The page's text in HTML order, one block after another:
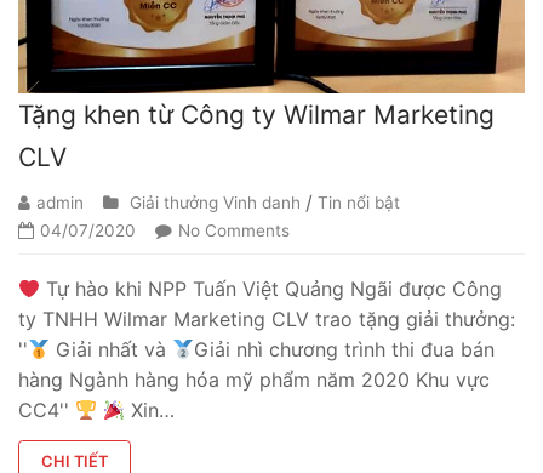
Tặng khen từ Công ty Wilmar Marketing
CLV
admin Giải thưởng Vinh danh / Tin nổi bật
04/07/2020
No Comments
Tự hào khi NPP Tuấn Việt Quảng Ngãi được Công
ty TNHH Wilmar Marketing CLV trao tặng giải thưởng:
''
Giải nhất và
Giải nhì chương trình thi đua bán
hàng Ngành hàng hóa mỹ phẩm năm 2020 Khu vực
CC4''
Xin…
CHI TIẾT